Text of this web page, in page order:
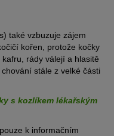
také vzbuzuje zájem
kořen, protože kočky
rády válejí a hlasitě
stále z velké části
s kozlíkem lékařským
k informačním